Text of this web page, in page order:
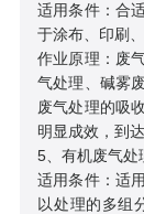
适用条件：合
于涂布、印
作业原理：废
气处理、碱雾
废气处理的吸
明显成效，
5、有机废气
适用条件：适
以处理的多组